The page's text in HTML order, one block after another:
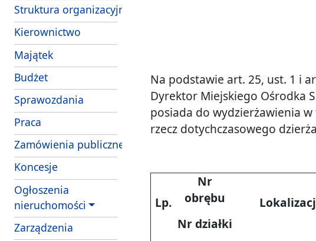
Struktura organizacyjna
Kierownictwo
Majątek
Budżet
Sprawozdania
Praca
Zamówienia publiczne
Koncesje
Ogłoszenia
nieruchomości
Zarządzenia
Na podstawie art. 25, ust. 1 i
Dyrektor Miejskiego Ośrodka
posiada do wydzierżawienia
rzecz dotychczasowego
Lp.
Nr
obrębu
Nr działki